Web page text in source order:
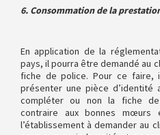
6. Consommation de la
En application de la
pays, il pourra être demandé au
fiche de police. Pour ce faire,
présenter une pièce
compléter ou non la fiche
contraire aux bonnes mœurs
l’établissement à demander au